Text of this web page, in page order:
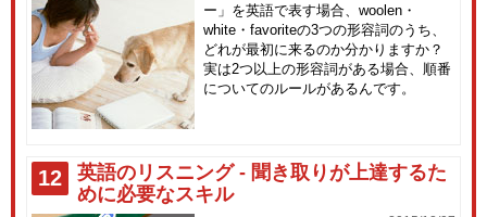
ー」を英語で表す場合、woolen・
white・favoriteの3つの形容詞のうち、
どれが最初に来るのか分かりますか？
実は2つ以上の形容詞がある場合、順番
についてのルールがあるんです。
12
英語のリスニング - 聞き取りが上達するた
めに必要なスキル